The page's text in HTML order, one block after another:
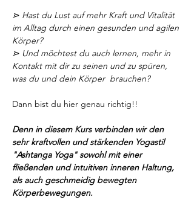
⋗ Hast du Lust auf mehr Kraft und Vitalität
im Alltag durch einen gesunden und agilen
Körper?
⋗ Und möchtest du auch lernen, mehr in
Kontakt mit dir zu seinen und zu spüren,
was du und dein Körper  brauchen?
Dann bist du hier genau richtig!!
Denn in diesem Kurs verbinden wir den
sehr kraftvollen und stärkenden Yogastil
"Ashtanga Yoga" sowohl mit einer
fließenden und intuitiven inneren Haltung,
als auch geschmeidig bewegten
Körperbewegungen.